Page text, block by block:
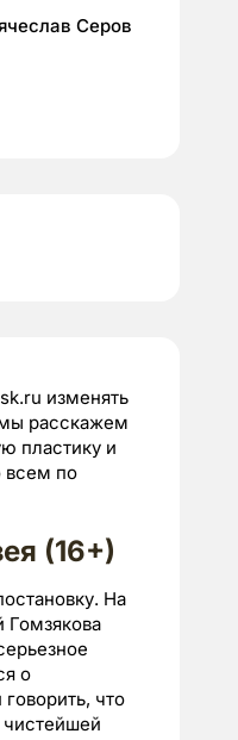
Серов
изменять
мы расскажем
пластику и
всем по
(16+)
На
о
что
чистейшей